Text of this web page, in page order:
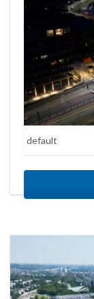
default